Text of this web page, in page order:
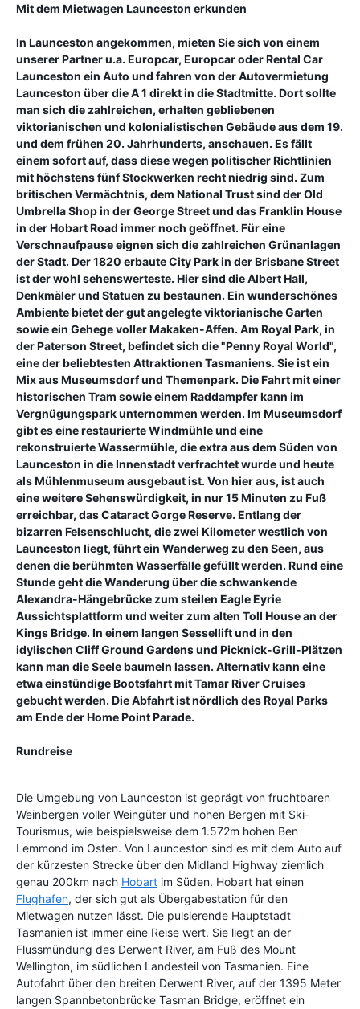
Mit dem Mietwagen Launceston erkunden
In Launceston angekommen, mieten Sie sich von einem
unserer Partner u.a. Europcar, Europcar oder Rental Car
Launceston ein Auto und fahren von der Autovermietung
Launceston über die A 1 direkt in die Stadtmitte. Dort sollte
man sich die zahlreichen, erhalten gebliebenen
viktorianischen und kolonialistischen Gebäude aus dem 19.
und dem frühen 20. Jahrhunderts, anschauen. Es fällt
einem sofort auf, dass diese wegen politischer Richtlinien
mit höchstens fünf Stockwerken recht niedrig sind. Zum
britischen Vermächtnis, dem National Trust sind der Old
Umbrella Shop in der George Street und das Franklin House
in der Hobart Road immer noch geöffnet. Für eine
Verschnaufpause eignen sich die zahlreichen Grünanlagen
der Stadt. Der 1820 erbaute City Park in der Brisbane Street
ist der wohl sehenswerteste. Hier sind die Albert Hall,
Denkmäler und Statuen zu bestaunen. Ein wunderschönes
Ambiente bietet der gut angelegte viktorianische Garten
sowie ein Gehege voller Makaken-Affen. Am Royal Park, in
der Paterson Street, befindet sich die "Penny Royal World",
eine der beliebtesten Attraktionen Tasmaniens. Sie ist ein
Mix aus Museumsdorf und Themenpark. Die Fahrt mit einer
historischen Tram sowie einem Raddampfer kann im
Vergnügungspark unternommen werden. Im Museumsdorf
gibt es eine restaurierte Windmühle und eine
rekonstruierte Wassermühle, die extra aus dem Süden von
Launceston in die Innenstadt verfrachtet wurde und heute
als Mühlenmuseum ausgebaut ist. Von hier aus, ist auch
eine weitere Sehenswürdigkeit, in nur 15 Minuten zu Fuß
erreichbar, das Cataract Gorge Reserve. Entlang der
bizarren Felsenschlucht, die zwei Kilometer westlich von
Launceston liegt, führt ein Wanderweg zu den Seen, aus
denen die berühmten Wasserfälle gefüllt werden. Rund eine
Stunde geht die Wanderung über die schwankende
Alexandra-Hängebrücke zum steilen Eagle Eyrie
Aussichtsplattform und weiter zum alten Toll House an der
Kings Bridge. In einem langen Sessellift und in den
idylischen Cliff Ground Gardens und Picknick-Grill-Plätzen
kann man die Seele baumeln lassen. Alternativ kann eine
etwa einstündige Bootsfahrt mit Tamar River Cruises
gebucht werden. Die Abfahrt ist nördlich des Royal Parks
am Ende der Home Point Parade.
Rundreise
Die Umgebung von Launceston ist geprägt von fruchtbaren
Weinbergen voller Weingüter und hohen Bergen mit Ski-
Tourismus, wie beispielsweise dem 1.572m hohen Ben
Lemmond im Osten. Von Launceston sind es mit dem Auto auf
der kürzesten Strecke über den Midland Highway ziemlich
genau 200km nach Hobart im Süden. Hobart hat einen
Flughafen, der sich gut als Übergabestation für den
Mietwagen nutzen lässt. Die pulsierende Hauptstadt
Tasmanien ist immer eine Reise wert. Sie liegt an der
Flussmündung des Derwent River, am Fuß des Mount
Wellington, im südlichen Landesteil von Tasmanien. Eine
Autofahrt über den breiten Derwent River, auf der 1395 Meter
langen Spannbetonbrücke Tasman Bridge, eröffnet ein